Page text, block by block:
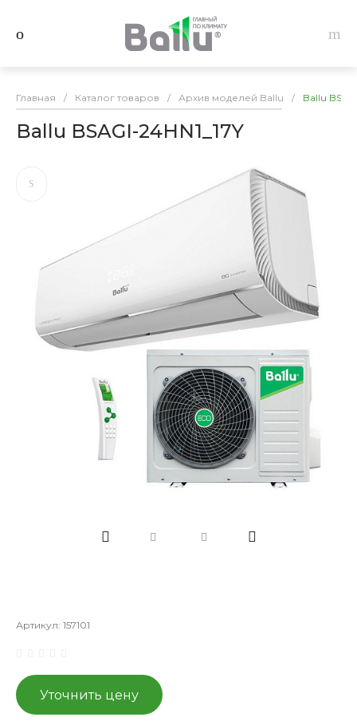
Главная / Каталог товаров / Архив моделей Ballu / Ballu
Ballu BSAGI-24HN1_17Y
Артикул: 157101
Уточнить цену